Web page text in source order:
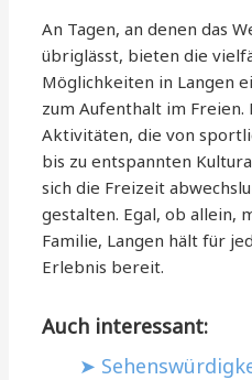
An Tagen, an denen das
übriglässt, bieten die
Möglichkeiten in Langen
zum Aufenthalt im
Aktivitäten, die von
bis zu entspannten
sich die Freizeit
gestalten. Egal, ob allein,
Familie, Langen hält für
Erlebnis bereit.
Auch interessant: